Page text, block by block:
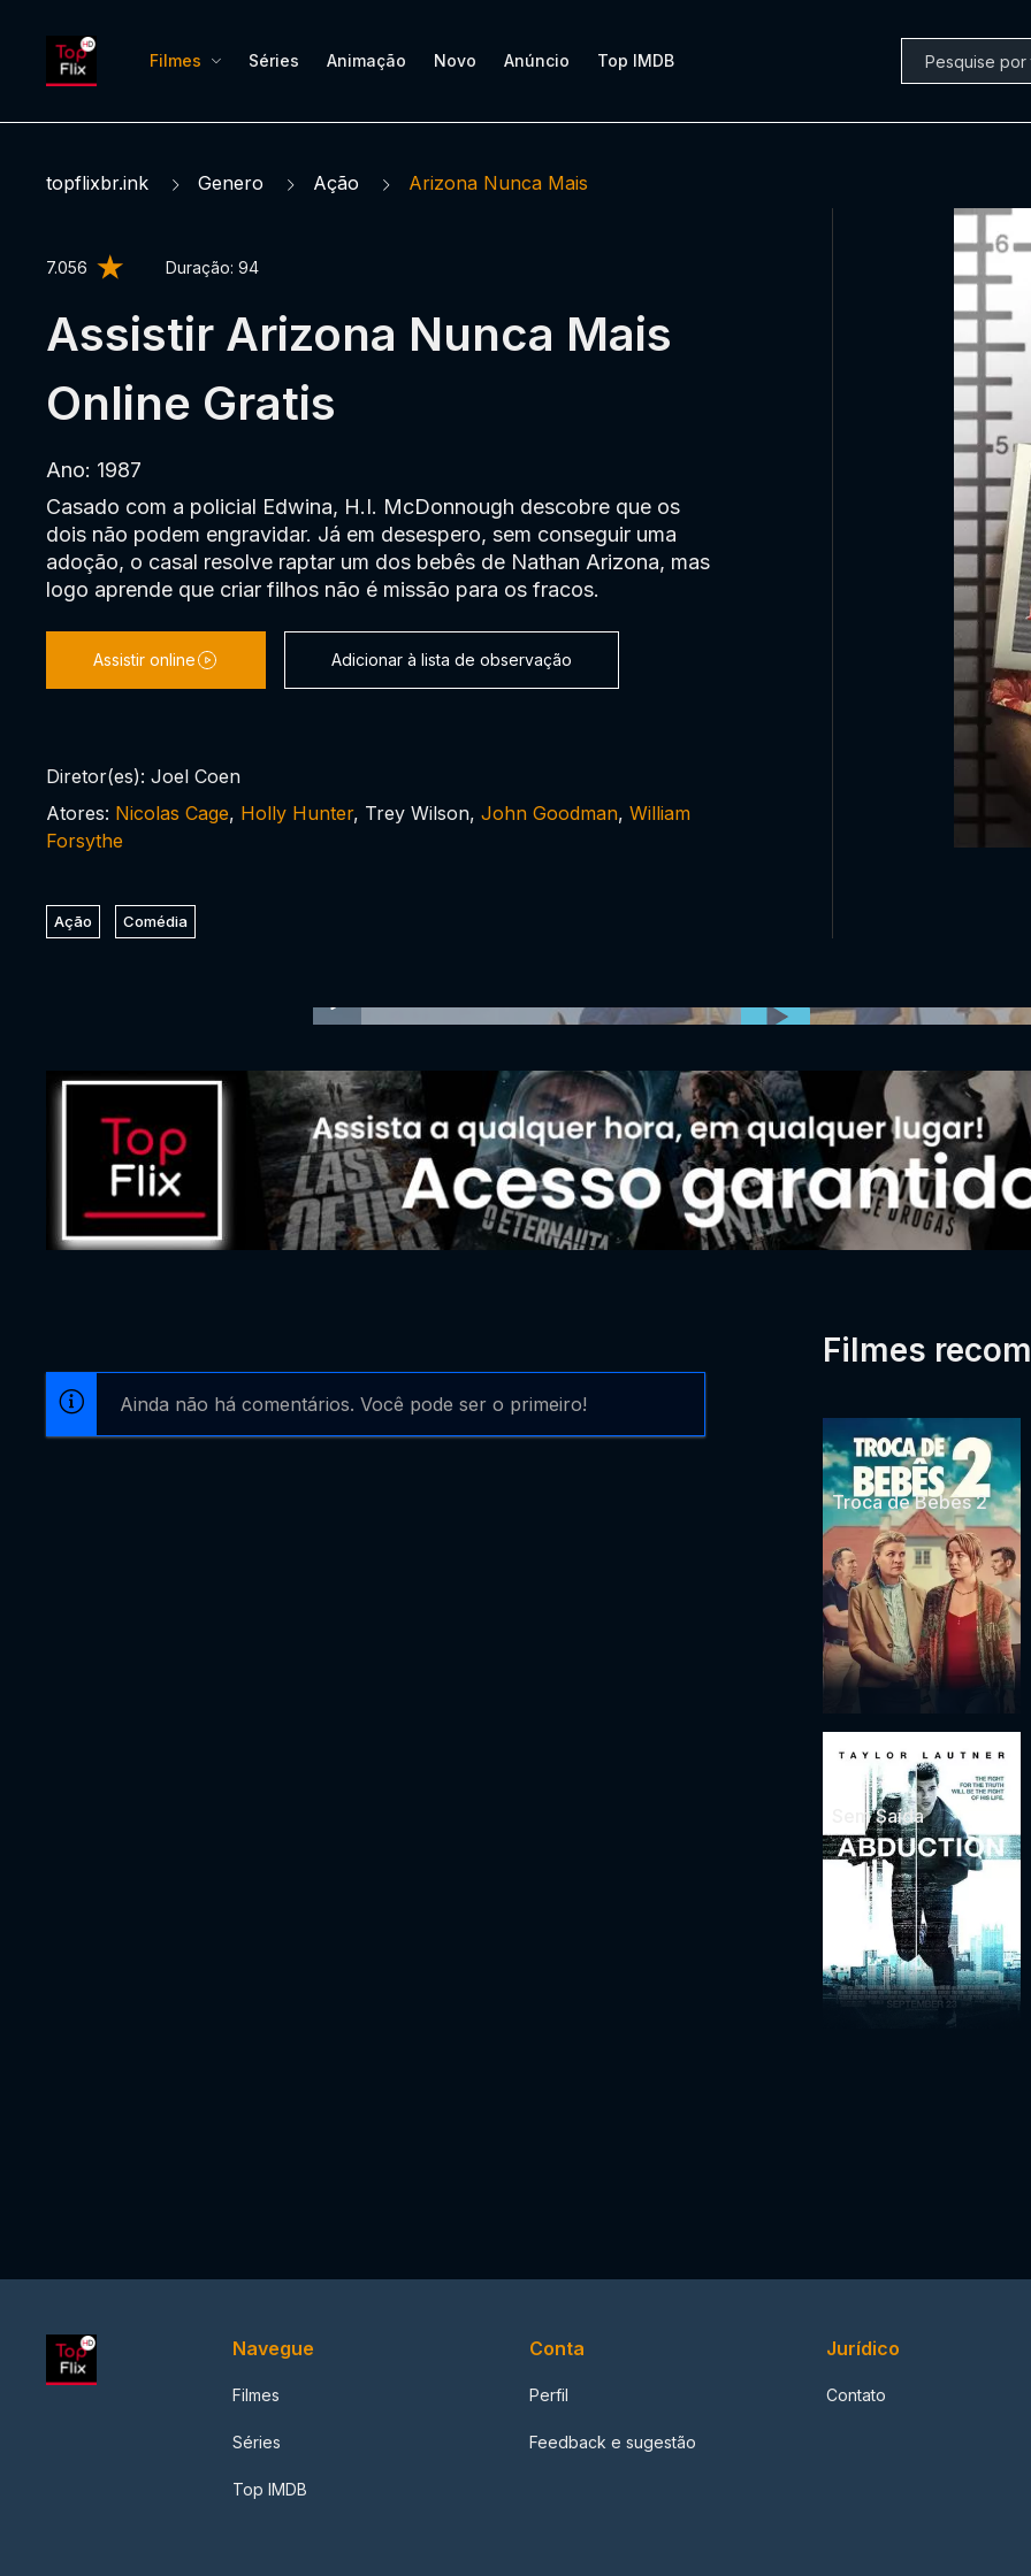
Filmes Séries Animação Novo Anúncio Top IMDB
topflixbr.ink Genero Ação Arizona Nunca Mais
7.056 Duração: 94
Assistir Arizona Nunca Mais
Online Gratis
Ano: 1987
Casado com a policial Edwina, H.I. McDonnough descobre que os
dois não podem engravidar. Já em desespero, sem conseguir uma
adoção, o casal resolve raptar um dos bebês de Nathan Arizona, mas
logo aprende que criar filhos não é missão para os fracos.
Assistir online Adicionar à lista de observação
Diretor(es): Joel Coen
Atores: Nicolas Cage, Holly Hunter, Trey Wilson, John Goodman, William
Forsythe
Ação Comédia
Ainda não há comentários. Você pode ser o primeiro!
Filmes
Troca de Bebês 2
Sem Saída
Navegue
Filmes
Séries
Top IMDB
Conta
Perfil
Feedback e sugestão
Jurídico
Contato